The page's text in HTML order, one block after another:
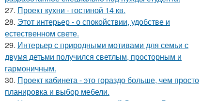
27. Проект кухни - гостиной 14 кв.
28. Этот интерьер - о спокойствии, удобстве и
естественном свете.
29. Интерьер с природными мотивами для семьи с
двумя детьми получился светлым, просторным и
гармоничным.
30. Проект кабинета - это гораздо больше, чем просто
планировка и выбор мебели.